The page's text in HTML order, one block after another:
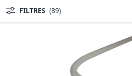
FILTRES (89)